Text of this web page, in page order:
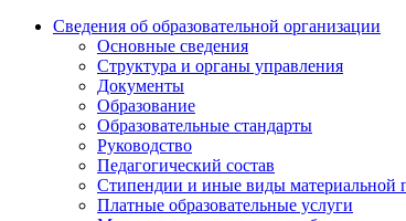
Сведения об образовательной организации
Основные сведения
Структура и органы управления
Документы
Образование
Образовательные стандарты
Руководство
Педагогический состав
Стипендии и иные виды материальной
Платные образовательные услуги